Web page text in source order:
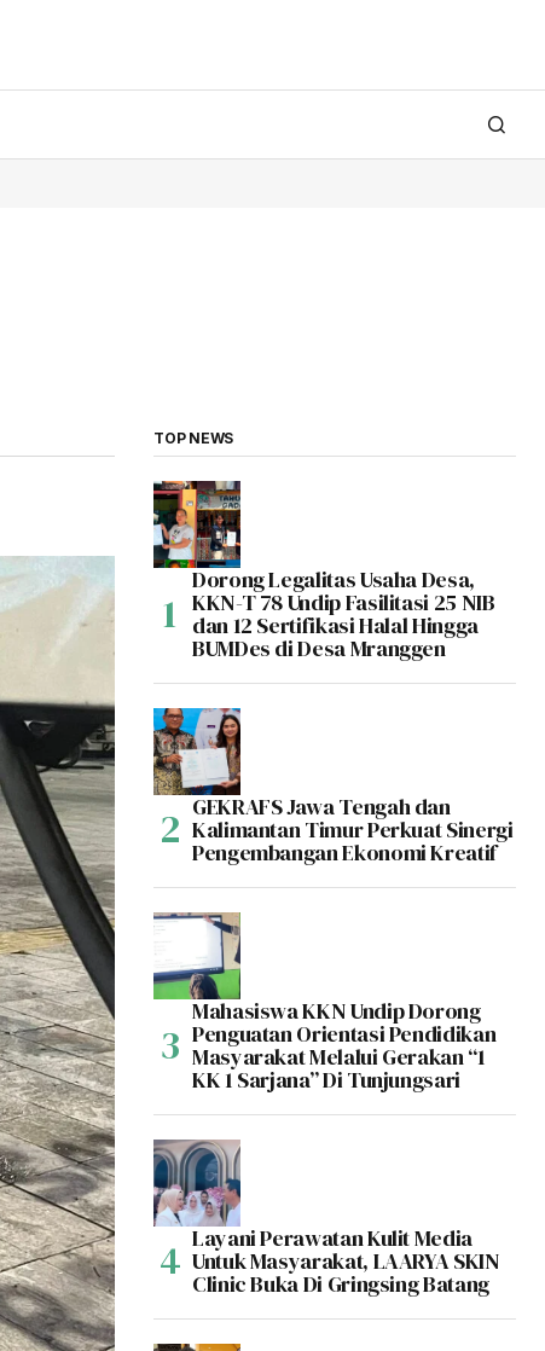
TOP NEWS
Dorong Legalitas Usaha Desa,
KKN-T 78 Undip Fasilitasi 25 NIB
dan 12 Sertifikasi Halal Hingga
BUMDes di Desa Mranggen
GEKRAFS Jawa Tengah dan
Kalimantan Timur Perkuat Sinergi
Pengembangan Ekonomi Kreatif
Mahasiswa KKN Undip Dorong
Penguatan Orientasi Pendidikan
Masyarakat Melalui Gerakan “1
KK 1 Sarjana” Di Tunjungsari
Layani Perawatan Kulit Media
Untuk Masyarakat, LAARYA SKIN
Clinic Buka Di Gringsing Batang